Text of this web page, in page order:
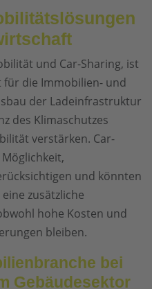
und Car-Sharing, ist
für die Immobilien- und
der Ladeinfrastruktur
des Klimaschutzes
verstärken. Car-
und könnten
zusätzliche
hohe Kosten und
bleiben.
bei
Gebäudesektor